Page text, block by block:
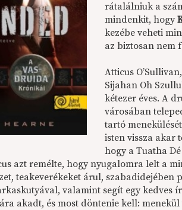
rátalálniuk a
mindenkit, hogy
kezébe veheti
az biztosan nem
Atticus
Sijahan Oh
kétezer éves. A
városában
tartó
isten vissza akar
hogy a Tuatha
azt remélte, hogy nyugalomra lelt a
teakeverékeket árul, szabadidejében
valamint segít egy kedves
akadt, és most döntenie kell: